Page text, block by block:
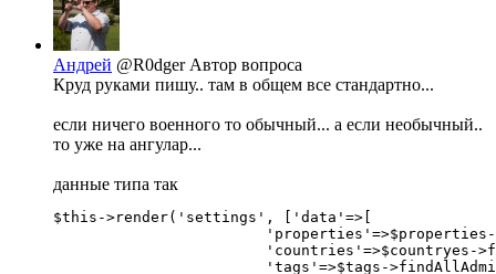
Андрей @R0dger Автор вопроса
Круд руками пишу.. там в общем все стандартно...
если ничего военного то обычный... а если необычный..
то уже на ангулар...
данные типа так
$this->render('settings', ['data'=>[